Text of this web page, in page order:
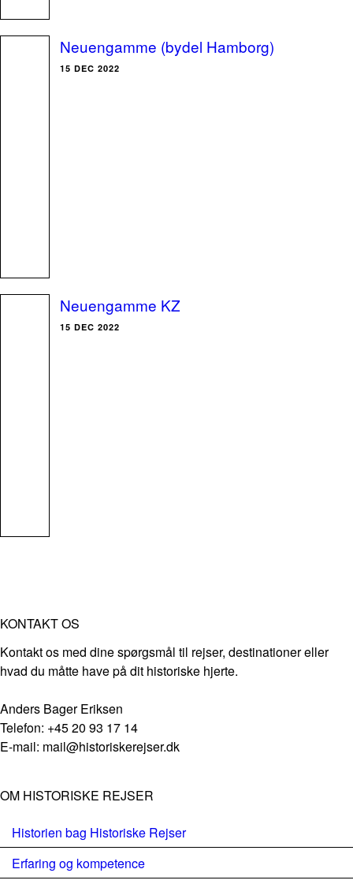
Neuengamme (bydel Hamborg)
15 DEC 2022
Neuengamme KZ
15 DEC 2022
KONTAKT OS
Kontakt os med dine spørgsmål til rejser, destinationer eller
hvad du måtte have på dit historiske hjerte.
Anders Bager Eriksen
Telefon: +45 20 93 17 14
E-mail: mail@historiskerejser.dk
OM HISTORISKE REJSER
Historien bag Historiske Rejser
Erfaring og kompetence